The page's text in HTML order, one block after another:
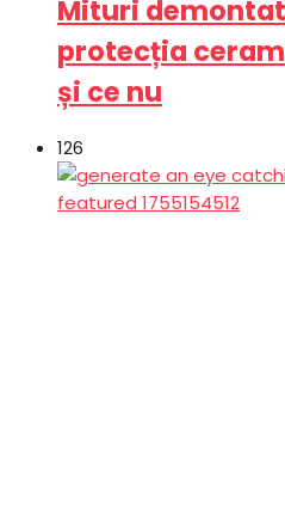
Mituri
protecția
și ce nu
126